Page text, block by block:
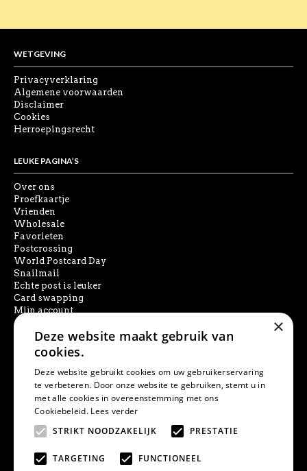
WETGEVING
Privacyverklaring
Algemene voorwaarden
Disclaimer
Cookies
Herroepingsrecht
LEUKE PAGINA’S
Over ons
Proefkaartje
Vrienden
Wholesale
Favorieten
Postcrossing
World Postcard Day
Snailmail
Echte post is leuker
Card swapping
Mijn account
SOCIAL MEDIA
PRODUCT ZOEKEN
×
Deze website maakt gebruik van
cookies.
Deze website gebruikt cookies om uw gebruikerservaring
te verbeteren. Door onze website te gebruiken, stemt u in
met alle cookies in overeenstemming met ons
Cookiebeleid. Lees verder
STRIKT NOODZAKELIJK
PRESTATIE
TARGETING FUNCTIONEEL